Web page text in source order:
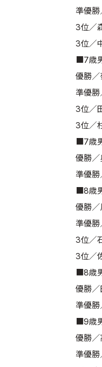
準優
3位／
3位／
■7歳
優勝
準優
3位／
3位／
■7歳
優勝／
準優
■8歳
優勝
準優
3位／
3位／
■8歳
優勝
準優
■9歳
優勝
準優